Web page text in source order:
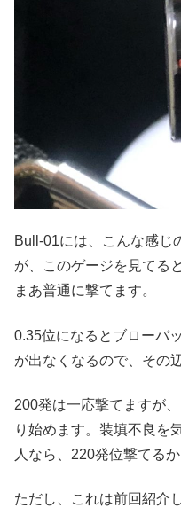
Bull-01には、こんな感じ
が、このゲージを見てる
まあ普通に撃てます。
0.35位になるとブローバ
が出なくなるので、その
200発は一応撃てますが
り始めます。装填不良を
人なら、220発位撃てる
ただし、これは前回紹介